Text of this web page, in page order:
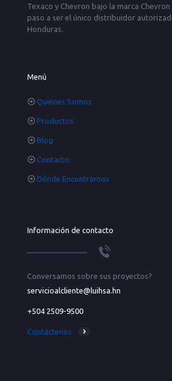
Texaco y Chevron bajo la marca
paso a ser el único distribuidor
Honduras.
Menú
Quiénes Somos
Productos
Blog
Contacto
Dónde Encontrárnos
Información de contacto
Conversamos sobre sus proyectos?
servicioalcliente@luihsa.hn
+504 2509-9500
Contáctenos